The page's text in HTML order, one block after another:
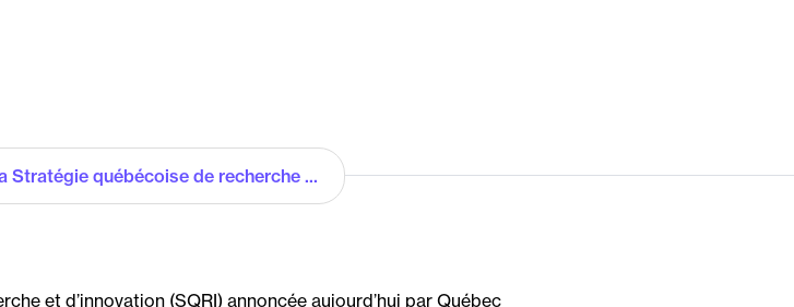
Stratégie québécoise de recherche ...
et d’innovation (SQRI) annoncée aujourd’hui par Québec